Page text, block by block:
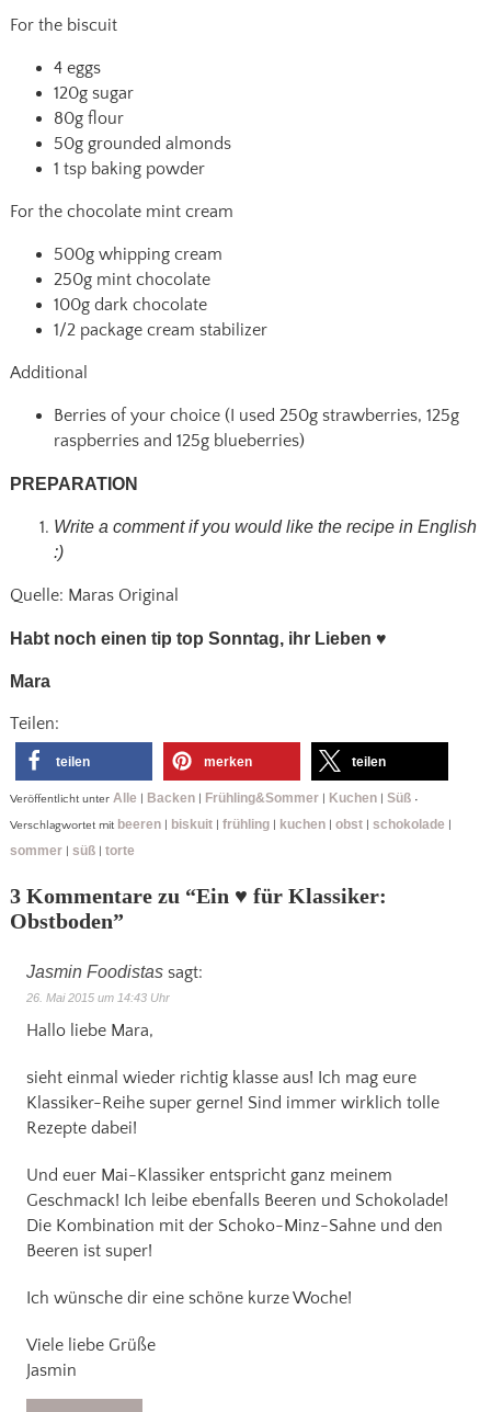
For the biscuit
4 eggs
120g sugar
80g flour
50g grounded almonds
1 tsp baking powder
For the chocolate mint cream
500g whipping cream
250g mint chocolate
100g dark chocolate
1/2 package cream stabilizer
Additional
Berries of your choice (I used 250g strawberries, 125g
raspberries and 125g blueberries)
PREPARATION
Write a comment if you would like the recipe in English
:)
Quelle: Maras Original
Habt noch einen tip top Sonntag, ihr Lieben ♥
Mara
Teilen:
teilen merken teilen
Veröffentlicht unter Alle Backen| Frühling&Sommer| Kuchen| Süß•
Verschlagwortet mit beeren| biskuit| frühling| kuchen| obst| schokolade
sommer| süß| torte
3 Kommentare zu “Ein ♥ für Klassiker:
Obstboden”
Jasmin Foodistas sagt:
26. Mai 2015 um 14:43 Uhr
Hallo liebe Mara,
sieht einmal wieder richtig klasse aus! Ich mag eure
Klassiker-Reihe super gerne! Sind immer wirklich tolle
Rezepte dabei!
Und euer Mai-Klassiker entspricht ganz meinem
Geschmack! Ich leibe ebenfalls Beeren und Schokolade!
Die Kombination mit der Schoko-Minz-Sahne und den
Beeren ist super!
Ich wünsche dir eine schöne kurze Woche!
Viele liebe Grüße
Jasmin